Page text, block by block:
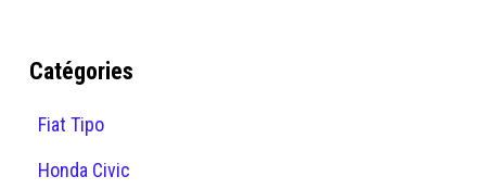
Catégories
Fiat Tipo
Honda Civic